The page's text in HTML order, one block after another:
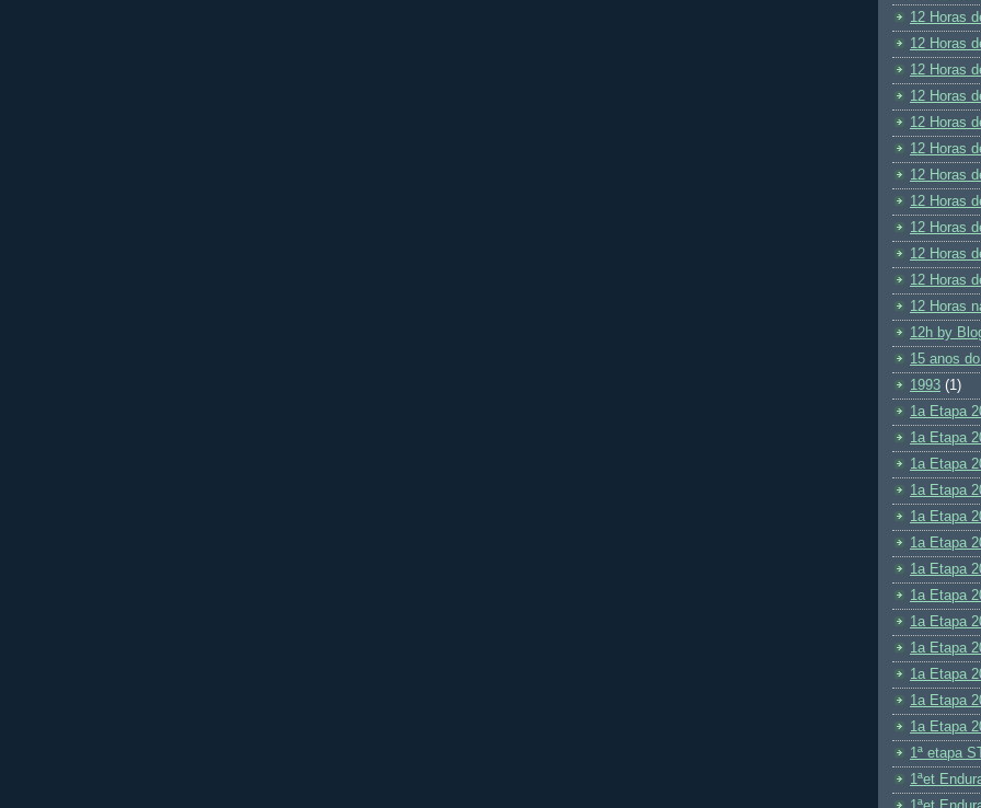
12 Horas
12 Horas
12 Horas
12 Horas
12 Horas
12 Horas
12 Horas
12 Horas
12 Horas
12 Horas
12 Horas
12 Horas
12h by
15 anos
1993 (1)
1a Etapa
1a Etapa
1a Etapa
1a Etapa
1a Etapa
1a Etapa
1a Etapa
1a Etapa
1a Etapa
1a Etapa
1a Etapa
1a Etapa
1a Etapa
1ª etapa
1ªet